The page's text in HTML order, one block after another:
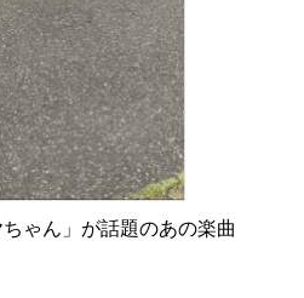
ゃん」が話題のあの楽曲